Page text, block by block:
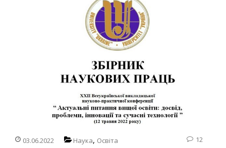
03.06.2022 Наука, Освіта 12